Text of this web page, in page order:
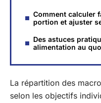
Comment calculer
portion et ajuster
Des astuces
alimentation au
La répartition des
selon les objectifs